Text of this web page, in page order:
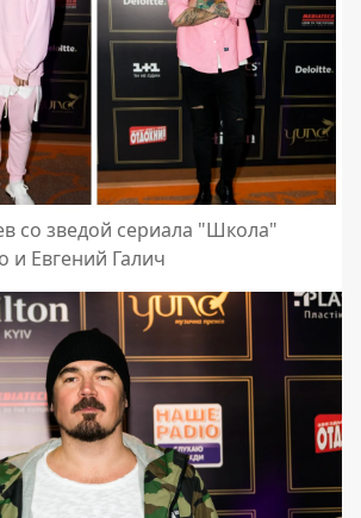
со зведой сериала "Школа"
и Евгений Галич